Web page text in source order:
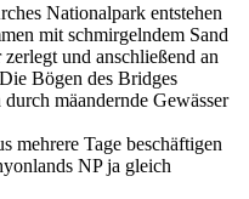
Nationalpark entstehen
mit schmirgelndem Sand
und anschließend an
Bögen des Bridges
mäandernde Gewässer
mehrere Tage beschäftigen
NP ja gleich